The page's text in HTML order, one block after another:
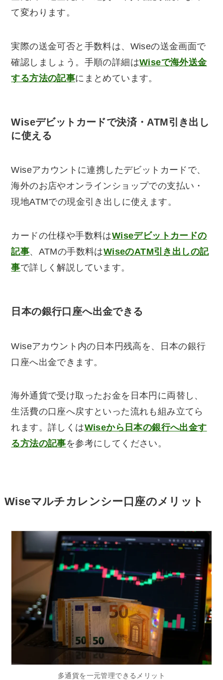
て変わります。
実際の送金可否と手数料は、Wiseの送金画面で
確認しましょう。手順の詳細はWiseで海外送金
する方法の記事にまとめています。
Wiseデビットカードで決済・ATM引き出し
に使える
Wiseアカウントに連携したデビットカードで、
海外のお店やオンラインショップでの支払い・
現地ATMでの現金引き出しに使えます。
カードの仕様や手数料はWiseデビットカードの
記事、ATMの手数料はWiseのATM引き出しの記
事で詳しく解説しています。
日本の銀行口座へ出金できる
Wiseアカウント内の日本円残高を、日本の銀行
口座へ出金できます。
海外通貨で受け取ったお金を日本円に両替し、
生活費の口座へ戻すといった流れも組み立てら
れます。詳しくはWiseから日本の銀行へ出金す
る方法の記事を参考にしてください。
Wiseマルチカレンシー口座のメリット
多通貨を一元管理できるメリット